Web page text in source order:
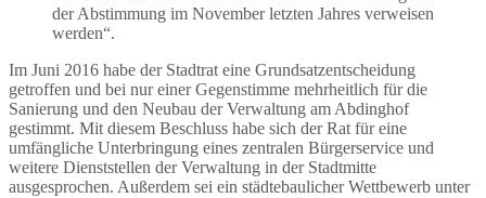
der Abstimmung im November letzten Jahres verweisen
werden“.
Im Juni 2016 habe der Stadtrat eine Grundsatzentscheidung
getroffen und bei nur einer Gegenstimme mehrheitlich für die
Sanierung und den Neubau der Verwaltung am Abdinghof
gestimmt. Mit diesem Beschluss habe sich der Rat für eine
umfängliche Unterbringung eines zentralen Bürgerservice und
weitere Dienststellen der Verwaltung in der Stadtmitte
ausgesprochen. Außerdem sei ein städtebaulicher Wettbewerb unter